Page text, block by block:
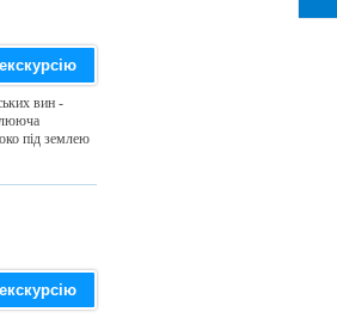
вин -
під землею